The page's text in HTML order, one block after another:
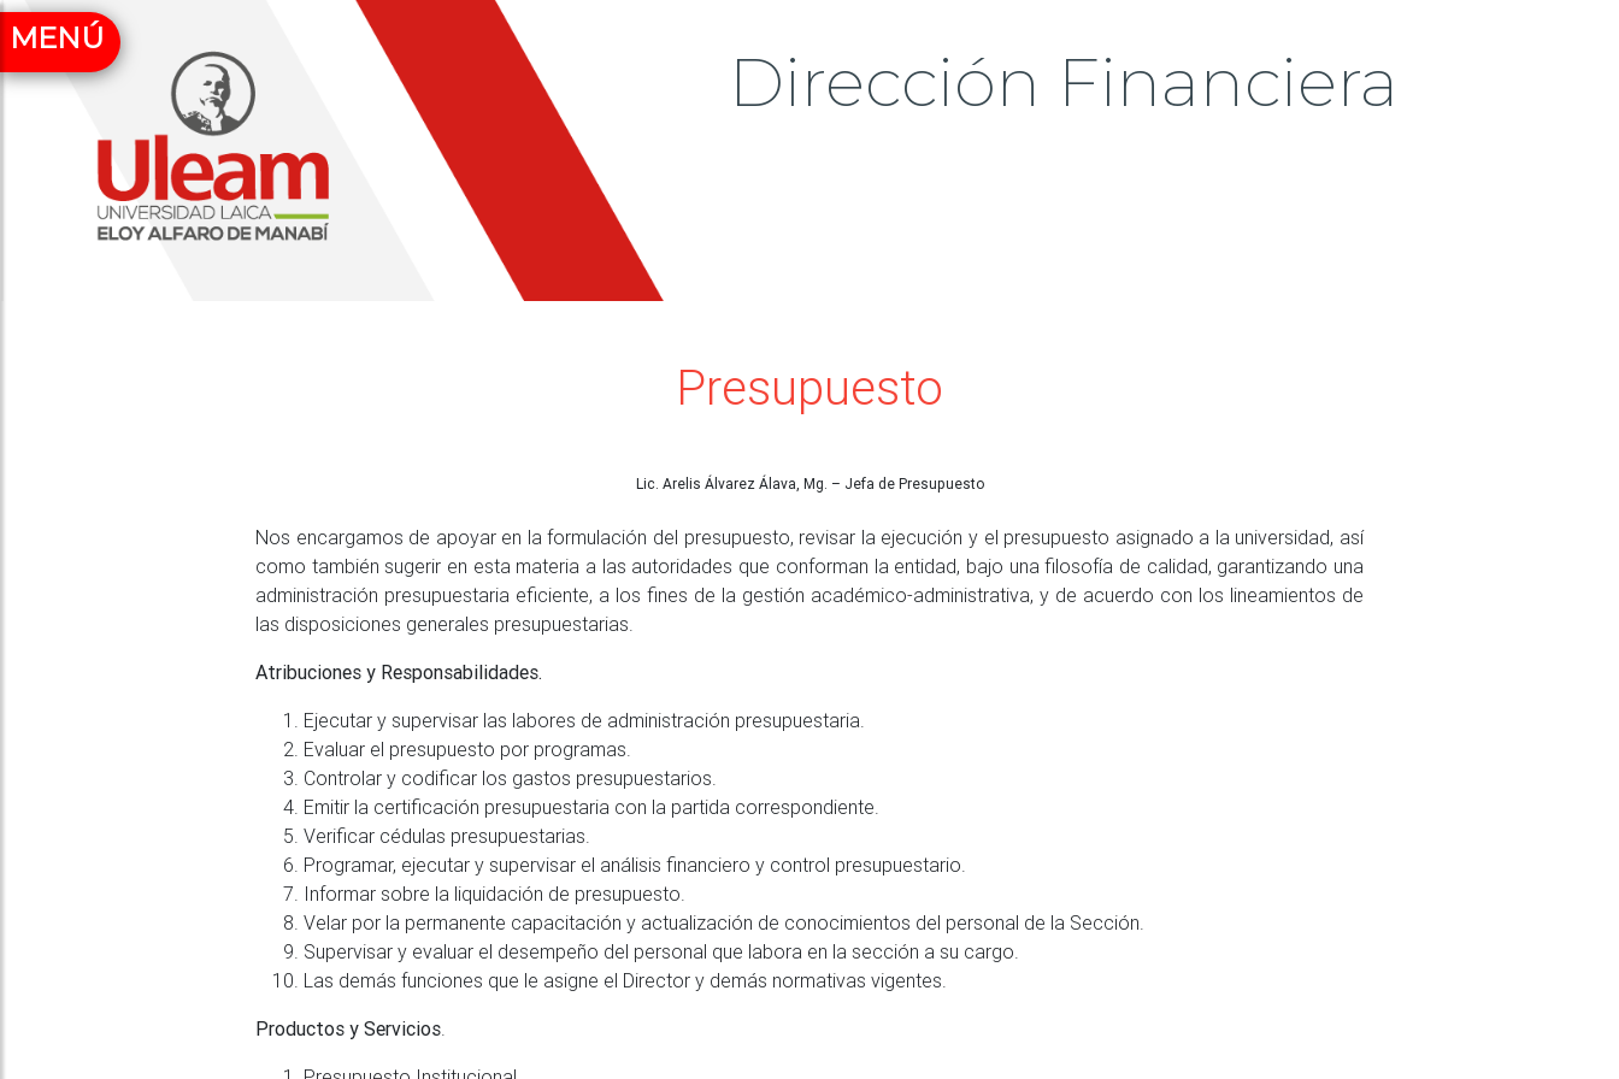
Dirección Financiera
MENÚ
Presupuesto
Lic. Arelis Álvarez Álava, Mg. – Jefa de Presupuesto
Nos encargamos de apoyar en la formulación del presupuesto, revisar la ejecución y el presupuesto asignado a la universidad, así
como también sugerir en esta materia a las autoridades que conforman la entidad, bajo una filosofía de calidad, garantizando una
administración presupuestaria eficiente, a los fines de la gestión académico-administrativa, y de acuerdo con los lineamientos de
las disposiciones generales presupuestarias.
Atribuciones y Responsabilidades.
Ejecutar y supervisar las labores de administración presupuestaria.
Evaluar el presupuesto por programas.
Controlar y codificar los gastos presupuestarios.
Emitir la certificación presupuestaria con la partida correspondiente.
Verificar cédulas presupuestarias.
Programar, ejecutar y supervisar el análisis financiero y control presupuestario.
Informar sobre la liquidación de presupuesto.
Velar por la permanente capacitación y actualización de conocimientos del personal de la Sección.
Supervisar y evaluar el desempeño del personal que labora en la sección a su cargo.
Las demás funciones que le asigne el Director y demás normativas vigentes.
Productos y Servicios.